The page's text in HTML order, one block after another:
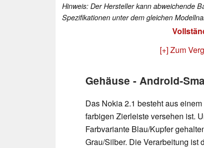
Hinweis: Der Hersteller kann abweichende
Spezifikationen unter dem gleichen
[+] Zum
Gehäuse - Android-
Das Nokia 2.1 besteht aus
farbigen Zierleiste versehen ist.
Farbvariante Blau/Kupfer
Grau/Silber. Die Verarbeitung ist